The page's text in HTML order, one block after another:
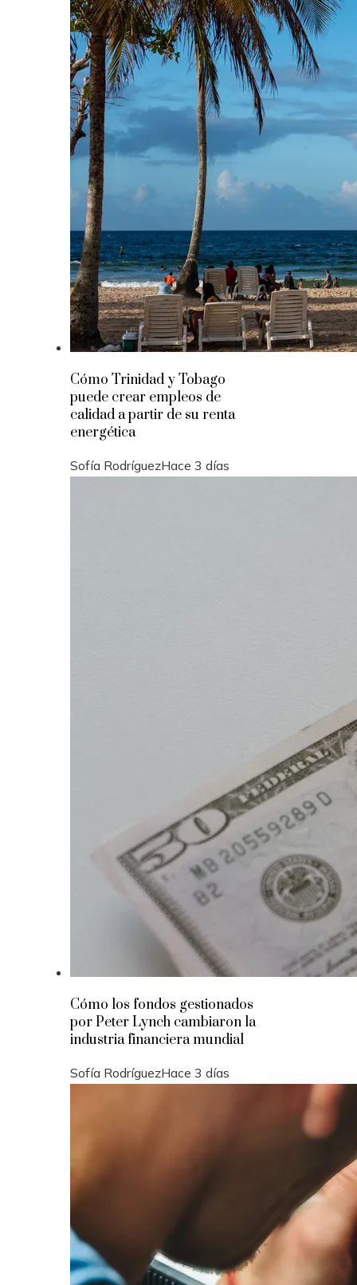
Cómo Trinidad y Tobago
puede crear empleos de
calidad a partir de su renta
energética
Sofía RodríguezHace 3 días
Cómo los fondos gestionados
por Peter Lynch cambiaron la
industria financiera mundial
Sofía RodríguezHace 3 días